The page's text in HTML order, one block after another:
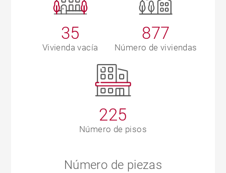
35
Vivienda vacía
877
Número de viviendas
225
Número de pisos
Número de piezas